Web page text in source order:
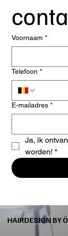
Voornaam *
Telefoon *
E-mailadres *
Ja, ik
worden! *
HAIRDESIGN BY